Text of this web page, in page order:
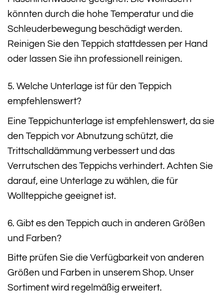
könnten durch die hohe Temperatur und die
Schleuderbewegung beschädigt werden.
Reinigen Sie den Teppich stattdessen per Hand
oder lassen Sie ihn professionell reinigen.
5. Welche Unterlage ist für den Teppich
empfehlenswert?
Eine Teppichunterlage ist empfehlenswert, da sie
den Teppich vor Abnutzung schützt, die
Trittschalldämmung verbessert und das
Verrutschen des Teppichs verhindert. Achten Sie
darauf, eine Unterlage zu wählen, die für
Wollteppiche geeignet ist.
6. Gibt es den Teppich auch in anderen Größen
und Farben?
Bitte prüfen Sie die Verfügbarkeit von anderen
Größen und Farben in unserem Shop. Unser
Sortiment wird regelmäßig erweitert.